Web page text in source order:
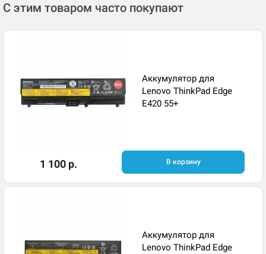
С этим товаром часто покупают
Аккумулятор для
Lenovo ThinkPad Edge
E420 55+
1 100 р. В корзину
Аккумулятор для
Lenovo ThinkPad Edge